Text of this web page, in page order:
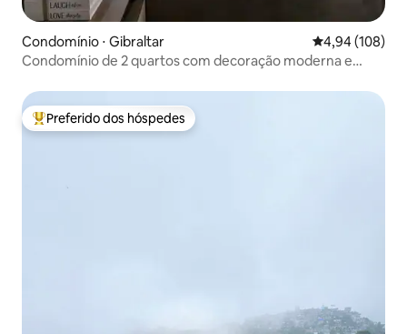
Condomínio ⋅ Gibraltar 4,94 de uma
4,94 (108)
Condomínio de 2 quartos com decoração moderna e
Entre os melhores preferidos dos hóspedes
Preferido dos hóspedes